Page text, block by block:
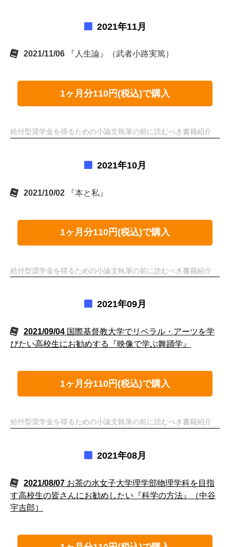
2021年11月
2021/11/06 『人生論』（武者小路実篤）
1ヶ月分110円(税込)で購入
給付型奨学金を得るための小論文執筆の前に読むべき書籍紹介
2021年10月
2021/10/02 『本と私』
1ヶ月分110円(税込)で購入
給付型奨学金を得るための小論文執筆の前に読むべき書籍紹介
2021年09月
2021/09/04 国際基督教大学でリベラル・アーツを学
びたい高校生にお勧めする『映像で学ぶ舞踊学』
1ヶ月分110円(税込)で購入
給付型奨学金を得るための小論文執筆の前に読むべき書籍紹介
2021年08月
2021/08/07 お茶の水女子大学理学部物理学科を目指
す高校生の皆さんにお勧めしたい『科学の方法』（中谷
宇吉郎）